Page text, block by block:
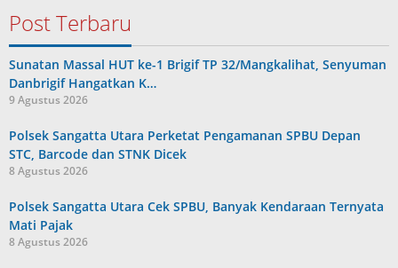
Post Terbaru
Sunatan Massal HUT ke-1 Brigif TP 32/Mangkalihat, Senyuman
Danbrigif Hangatkan K…
9 Agustus 2026
Polsek Sangatta Utara Perketat Pengamanan SPBU Depan
STC, Barcode dan STNK Dicek
8 Agustus 2026
Polsek Sangatta Utara Cek SPBU, Banyak Kendaraan Ternyata
Mati Pajak
8 Agustus 2026